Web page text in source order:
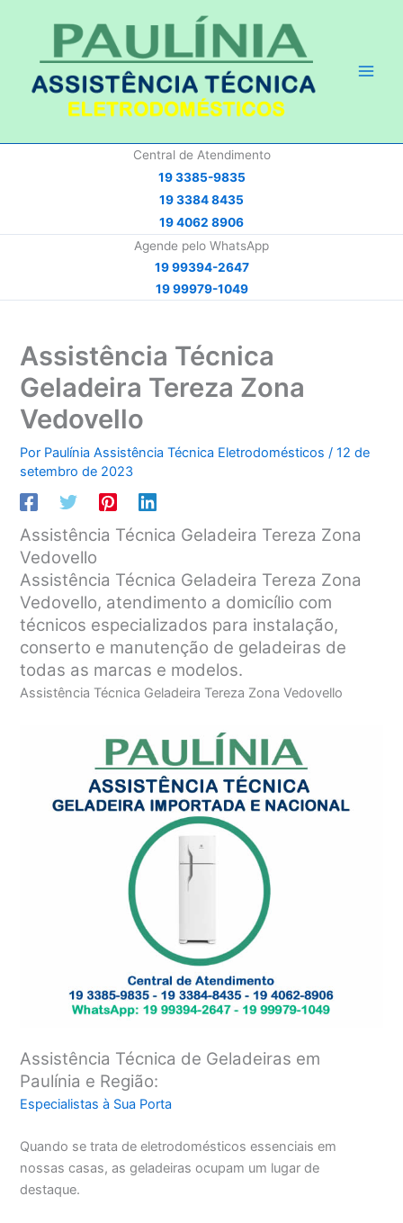
conteúdo
Central de Atendimento
19 3385-9835
19 3384 8435
19 4062 8906
Agende pelo WhatsApp
19 99394-2647
19 99979-1049
Assistência Técnica
Geladeira Tereza Zona
Vedovello
Por Paulínia Assistência Técnica Eletrodomésticos/12 de
setembro de 2023
Assistência Técnica Geladeira Tereza Zona
Vedovello
Assistência Técnica Geladeira Tereza Zona
Vedovello, atendimento a domicílio com
técnicos especializados para instalação,
conserto e manutenção de geladeiras de
todas as marcas e modelos.
Assistência Técnica Geladeira Tereza Zona Vedovello
Assistência Técnica de Geladeiras em
Paulínia e Região:
Especialistas à Sua Porta
Quando se trata de eletrodomésticos essenciais em
nossas casas, as geladeiras ocupam um lugar de
destaque.